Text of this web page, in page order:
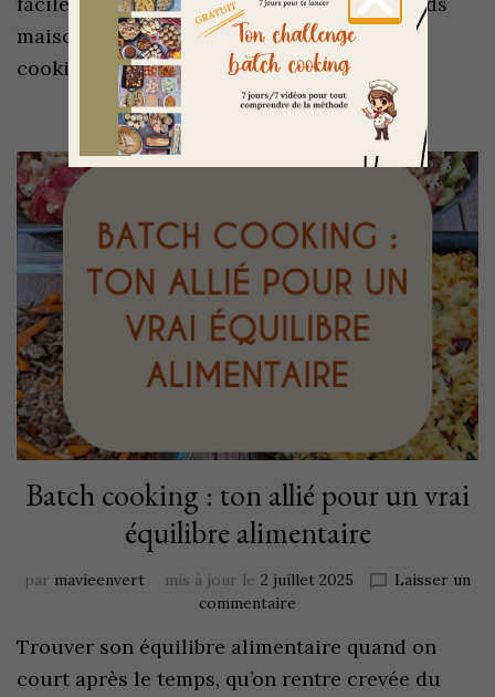
maison ? Je te partage mon astuce batch
cooking préférée : 1 seule base de pâte …
Batch cooking : ton allié pour un vrai
équilibre alimentaire
par mavieenvert mis à jour le 2 juillet 2025
Laisser un
commentaire
Trouver son équilibre alimentaire quand on
court après le temps, qu’on rentre crevée du